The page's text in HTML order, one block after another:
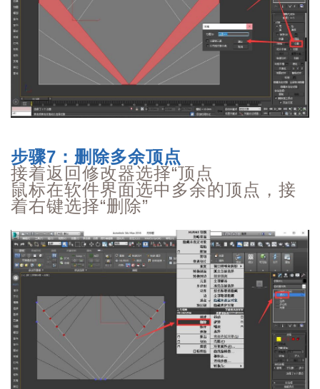
步骤7：删除多余顶点
接着返回修改器选择“顶点
鼠标在软件界面选中多余的顶点，接
着右键选择“删除”